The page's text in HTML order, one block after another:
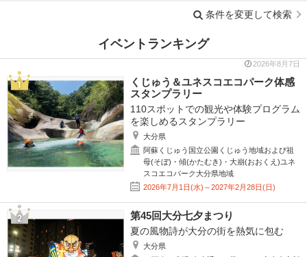
条件を変更して検索
イベントランキング
2026年8月7日
くじゅう＆ユネスコエコパーク体感
スタンプラリー
110スポットでの観光や体験プログラム
を楽しめるスタンプラリー
大分県
阿蘇くじゅう国立公園くじゅう地域および祖
母(そぼ)・傾(かたむき)・大崩(おおくえ)ユネ
スコエコパーク大分県地域
2026年7月1日(水)～2027年2月28日(日)
第45回大分七夕まつり
夏の風物詩が大分の街を熱気に包む
大分県